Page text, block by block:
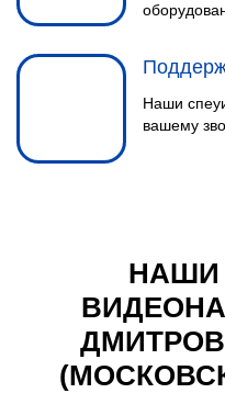
Наши
вашему
НАШИ